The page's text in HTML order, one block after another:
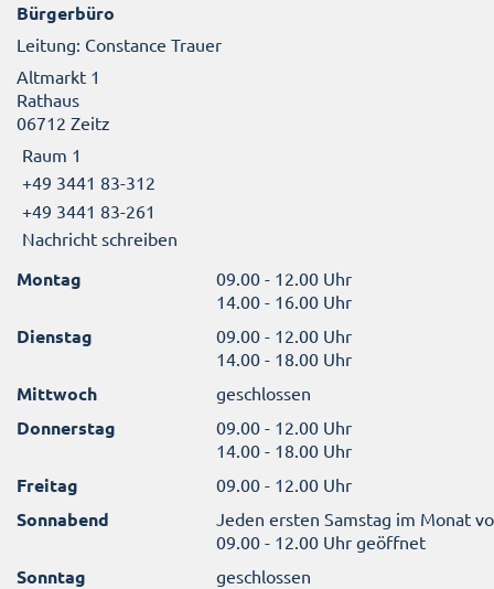
Bürgerbüro
Leitung: Constance Trauer
Altmarkt 1
Rathaus
06712 Zeitz
Raum 1
+49 3441 83-312
+49 3441 83-261
Nachricht schreiben
Montag
09.00 - 12.00 Uhr
14.00 - 16.00 Uhr
Dienstag
09.00 - 12.00 Uhr
14.00 - 18.00 Uhr
Mittwoch geschlossen
Donnerstag
09.00 - 12.00 Uhr
14.00 - 18.00 Uhr
Freitag 09.00 - 12.00 Uhr
Sonnabend
Jeden ersten Samstag im Monat
09.00 - 12.00 Uhr geöffnet
Sonntag geschlossen